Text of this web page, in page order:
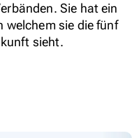
Sie hat ein
welchem sie die fünf
sieht.